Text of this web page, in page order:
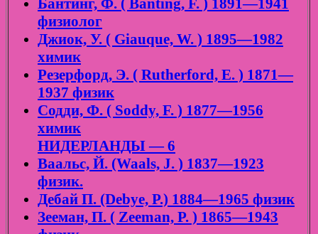
Бантинг, Ф. ( Banting, F. ) 1891—1941
физиолог
Джиок, У. ( Giauque, W. ) 1895—1982
химик
Резерфорд, Э. ( Rutherford, E. ) 1871—
1937 физик
Содди, Ф. ( Soddy, F. ) 1877—1956
химик
НИДЕРЛАНДЫ — 6
Ваальс, Й. (Waals, J. ) 1837—1923
физик.
Дебай П. (Debye, P.) 1884—1965 физик
Зееман, П. ( Zeeman, P. ) 1865—1943